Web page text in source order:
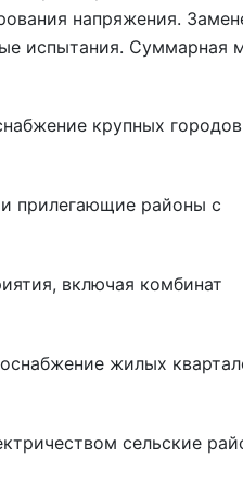
напряжения.
испытания. Суммарная
крупных
прилегающие районы с
включая комбинат
жилых
сельские